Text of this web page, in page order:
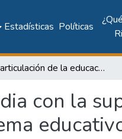
Estadísticas Políticas
La articulación de la educación media con la superior: estrategia de permanencia y retención en el sistema educativo Uniminuto
con la